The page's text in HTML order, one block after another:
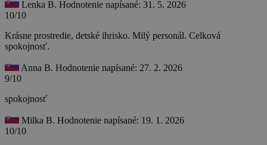
Lenka B. Hodnotenie napísané: 31. 5. 2026
10/10
Krásne prostredie, detské ihrisko. Milý personál. Celková
spokojnosť.
Anna B. Hodnotenie napísané: 27. 2. 2026
9/10
spokojnosť
Milka B. Hodnotenie napísané: 19. 1. 2026
10/10